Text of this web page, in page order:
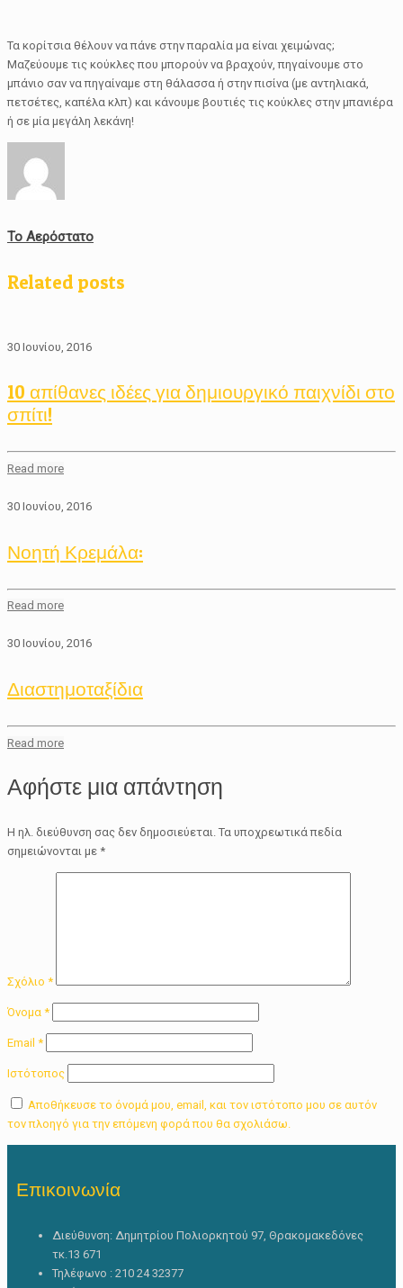
Τα κορίτσια θέλουν να πάνε στην παραλία μα είναι χειμώνας;
Μαζεύουμε τις κούκλες που μπορούν να βραχούν, πηγαίνουμε στο
μπάνιο σαν να πηγαίναμε στη θάλασσα ή στην πισίνα (με αντηλιακά,
πετσέτες, καπέλα κλπ) και κάνουμε βουτιές τις κούκλες στην μπανιέρα
ή σε μία μεγάλη λεκάνη!
Το Αερόστατο
Related posts
30 Ιουνίου, 2016
10 απίθανες ιδέες για δημιουργικό παιχνίδι στο
σπίτι!
Read more
30 Ιουνίου, 2016
Νοητή Κρεμάλα:
Read more
30 Ιουνίου, 2016
Διαστημοταξίδια
Read more
Αφήστε μια απάντηση
Η ηλ. διεύθυνση σας δεν δημοσιεύεται. Τα υποχρεωτικά πεδία
σημειώνονται με *
Σχόλιο *
Όνομα *
Email *
Ιστότοπος
Αποθήκευσε το όνομά μου, email, και τον ιστότοπο μου σε αυτόν
τον πλοηγό για την επόμενη φορά που θα σχολιάσω.
Επικοινωνία
Διεύθυνση: Δημητρίου Πολιορκητού 97, Θρακομακεδόνες
τκ.13 671
Τηλέφωνο : 210 24 32377